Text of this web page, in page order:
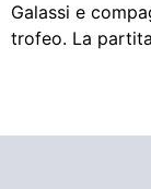
Galassi e
trofeo. La